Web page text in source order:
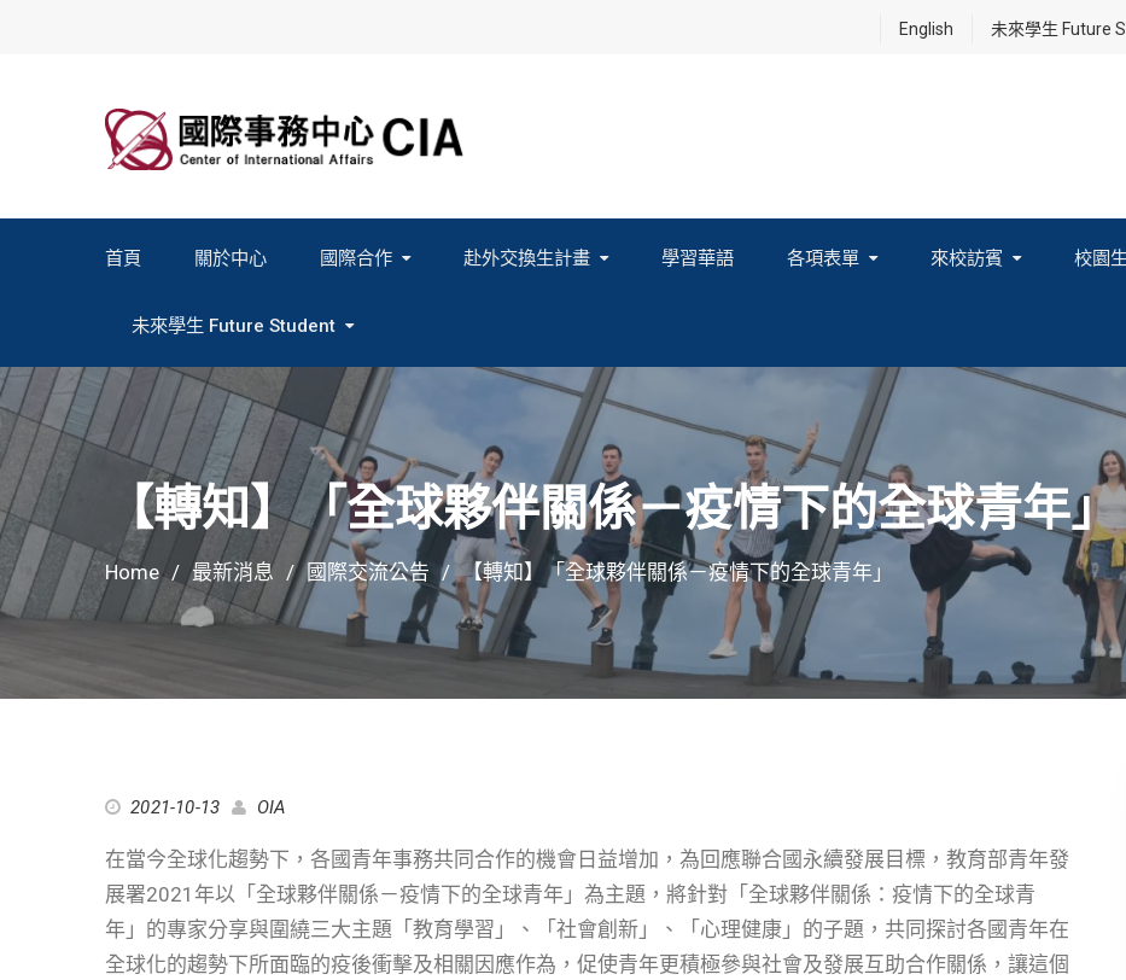
English 未來學生 Future
首頁 關於中心 國際合作 赴外交換生計畫 學習華語 各項表單 來校訪賓 校園
未來學生 Future Student
【轉知】「全球夥伴關係－疫情下的全球青年」
Home 最新消息 國際交流公告 【轉知】「全球夥伴關係－疫情下的全球青年」
2021-10-13 OIA
在當今全球化趨勢下，各國青年事務共同合作的機會日益增加，為回應聯合國永續發展目標，教育部青年發
展署2021年以「全球夥伴關係－疫情下的全球青年」為主題，將針對「全球夥伴關係：疫情下的全球青
年」的專家分享與圍繞三大主題「教育學習」、「社會創新」、「心理健康」的子題，共同探討各國青年在
全球化的趨勢下所面臨的疫後衝擊及相關因應作為，促使青年更積極參與社會及發展互助合作關係，讓這個